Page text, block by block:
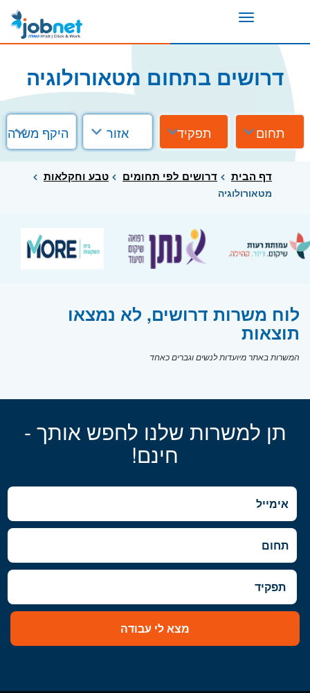
Toggle
דרושים בתחום מטאורולוגיה
תחום תפקיד אזור היקף משרה
דף הבית דרושים לפי תחומים טבע וחקלאות
מטאורולוגיה
לוח משרות דרושים, לא נמצאו
תוצאות
המשרות באתר מיועדות לנשים וגברים כאחד
תן למשרות שלנו לחפש אותך -
חינם!
מצא לי עבודה